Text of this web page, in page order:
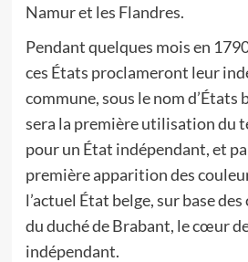
Namur et les Flandres.
Pendant quelques mois en
ces États proclameront leur
commune, sous le nom d’États
sera la première utilisation du
pour un État indépendant, et
première apparition des
l’actuel État belge, sur base
du duché de Brabant, le cœur
indépendant.